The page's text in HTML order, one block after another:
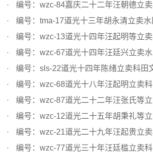
编号：wzc-84嘉庆二十二年汪朝德立
编号：tma-17道光十三年胡永清立卖水
编号：wzc-13道光十四年汪起明等立
编号：wzc-67道光十四年汪廷兴立卖
编号：sls-22道光十四年陈绪立卖科田
编号：wzc-68道光十八年汪起明立卖
编号：wzc-87道光二十二年汪张氏等
编号：wzc-12道光二十五年胡秉礼等
编号：wzc-21道光二十九年汪起贵立
编号：wzc-77道光三十年汪廷槛立卖